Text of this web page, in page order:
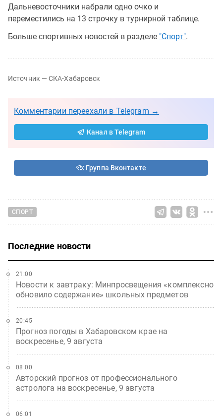
Дальневосточники набрали одно очко и
переместились на 13 строчку в турнирной таблице.
Больше спортивных новостей в разделе "Спорт".
Источник — СКА-Хабаровск
Комментарии переехали в Telegram →
Канал в Telegram
Группа Вконтакте
СПОРТ
Последние новости
Новости к завтраку: Минпросвещения «комплексно
обновило содержание» школьных предметов
21:00
Прогноз погоды в Хабаровском крае на
воскресенье, 9 августа
20:45
Авторский прогноз от профессионального
астролога на воскресенье, 9 августа
08:00
06:01